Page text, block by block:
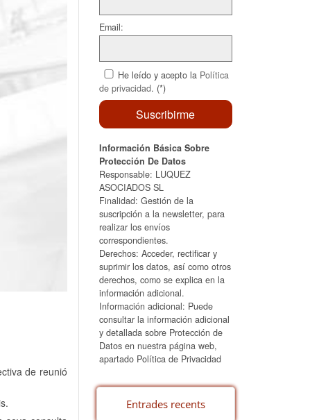
de reunió
Email:
He leído y acepto la Política
de privacidad. (*)
Información Básica Sobre
Protección De Datos
Responsable: LUQUEZ
ASOCIADOS SL
Finalidad: Gestión de la
suscripción a la newsletter, para
realizar los envíos
correspondientes.
Derechos: Acceder, rectificar y
suprimir los datos, así como otros
derechos, como se explica en la
información adicional.
Información adicional: Puede
consultar la información adicional
y detallada sobre Protección de
Datos en nuestra página web,
apartado Política de Privacidad
Entrades recents